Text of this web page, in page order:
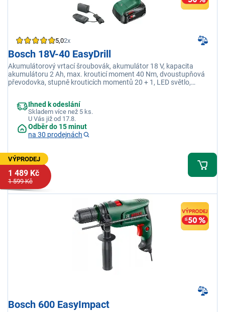
5,02x
Bosch 18V-40 EasyDrill
Akumulátorový vrtací šroubovák, akumulátor 18 V, kapacita
akumulátoru 2 Ah, max. krouticí moment 40 Nm, dvoustupňová
převodovka, stupně krouticích momentů 20 + 1, LED světlo,
Ihned k odeslání
Skladem více než 5 ks.
U Vás již od 17.8.
Odběr do 15 minut
na 30 prodejnách
VÝPRODEJ
1 489 Kč
1 599 Kč
Bosch 600 EasyImpact